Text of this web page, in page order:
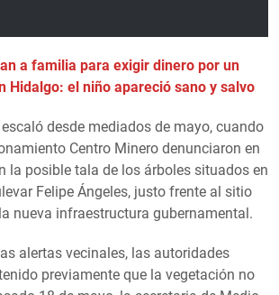
a familia para exigir dinero por un
Hidalgo: el niño apareció sano y salvo
desde mediados de mayo, cuando
Centro Minero denunciaron en
la posible tala de los árboles situados en
Felipe Ángeles, justo frente al sitio
nueva infraestructura gubernamental.
alertas vecinales, las autoridades
previamente que la vegetación no